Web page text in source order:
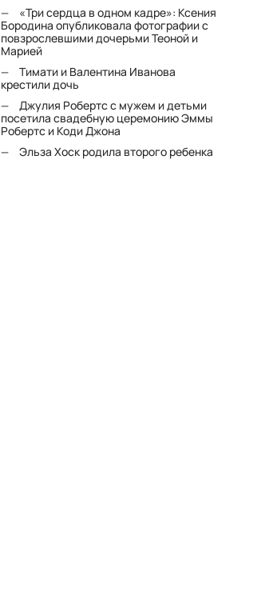
«Три сердца в одном кадре»: Ксения
Бородина опубликовала фотографии с
повзрослевшими дочерьми Теоной и
Марией
Тимати и Валентина Иванова
крестили дочь
Джулия Робертс с мужем и детьми
посетила свадебную церемонию Эммы
Робертс и Коди Джона
Эльза Хоск родила второго ребенка